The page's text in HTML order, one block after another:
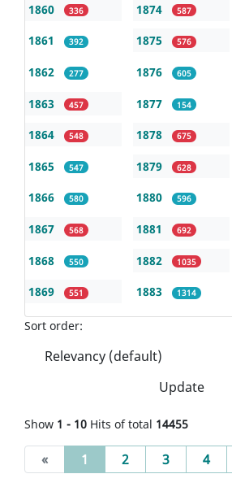
1860 336
1861 392
1862 277
1863 457
1864 548
1865 547
1866 580
1867 568
1868 550
1869 551
1874 587
1875 576
1876 605
1877 154
1878 675
1879 628
1880 596
1881 692
1882 1035
1883 1314
Sort order:
Update
Show 1 - 10 Hits of total 14455
« 1 (current)
2 3 4